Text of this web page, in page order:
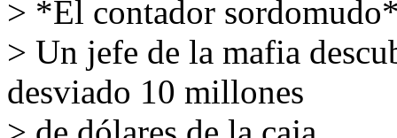
> *El contador
> Un jefe de la mafia
desviado 10 millones